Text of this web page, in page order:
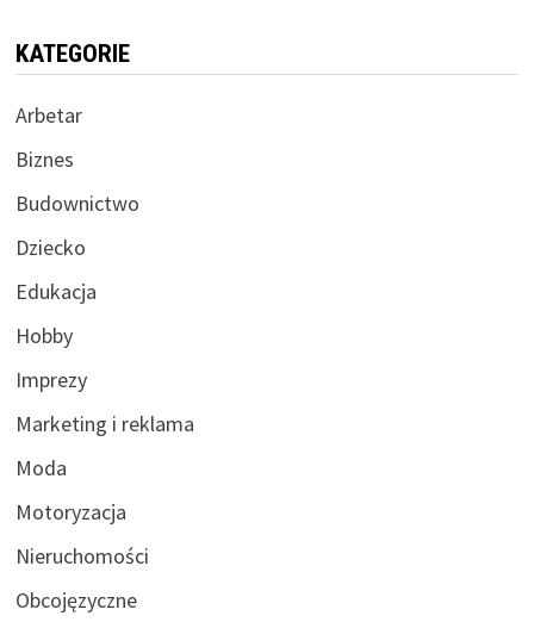
KATEGORIE
Arbetar
Biznes
Budownictwo
Dziecko
Edukacja
Hobby
Imprezy
Marketing i reklama
Moda
Motoryzacja
Nieruchomości
Obcojęzyczne